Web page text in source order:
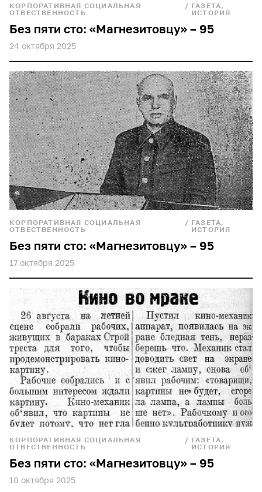
КОРПОРАТИВНАЯ СОЦИАЛЬНАЯ
ОТВЕСТВЕННОСТЬ
/ ГАЗЕТА,
ИСТОРИЯ
Без пяти сто: «Магнезитовцу» – 95
24 октября 2025
КОРПОРАТИВНАЯ СОЦИАЛЬНАЯ
ОТВЕСТВЕННОСТЬ
/ ГАЗЕТА,
ИСТОРИЯ
Без пяти сто: «Магнезитовцу» – 95
17 октября 2025
КОРПОРАТИВНАЯ СОЦИАЛЬНАЯ
ОТВЕСТВЕННОСТЬ
/ ГАЗЕТА,
ИСТОРИЯ
Без пяти сто: «Магнезитовцу» – 95
10 октября 2025